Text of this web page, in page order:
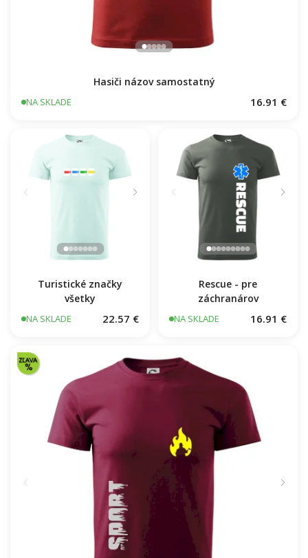
Hasiči názov samostatný
NA SKLADE 16.91 €
Turistické značky
všetky
NA SKLADE 22.57 €
Rescue - pre
záchranárov
NA SKLADE 16.91 €